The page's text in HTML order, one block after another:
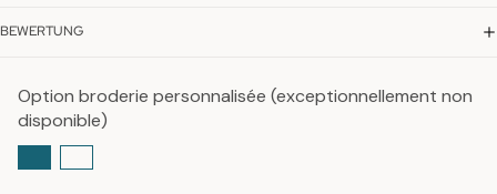
BEWERTUNG
Option broderie personnalisée (exceptionnellement non
disponible)